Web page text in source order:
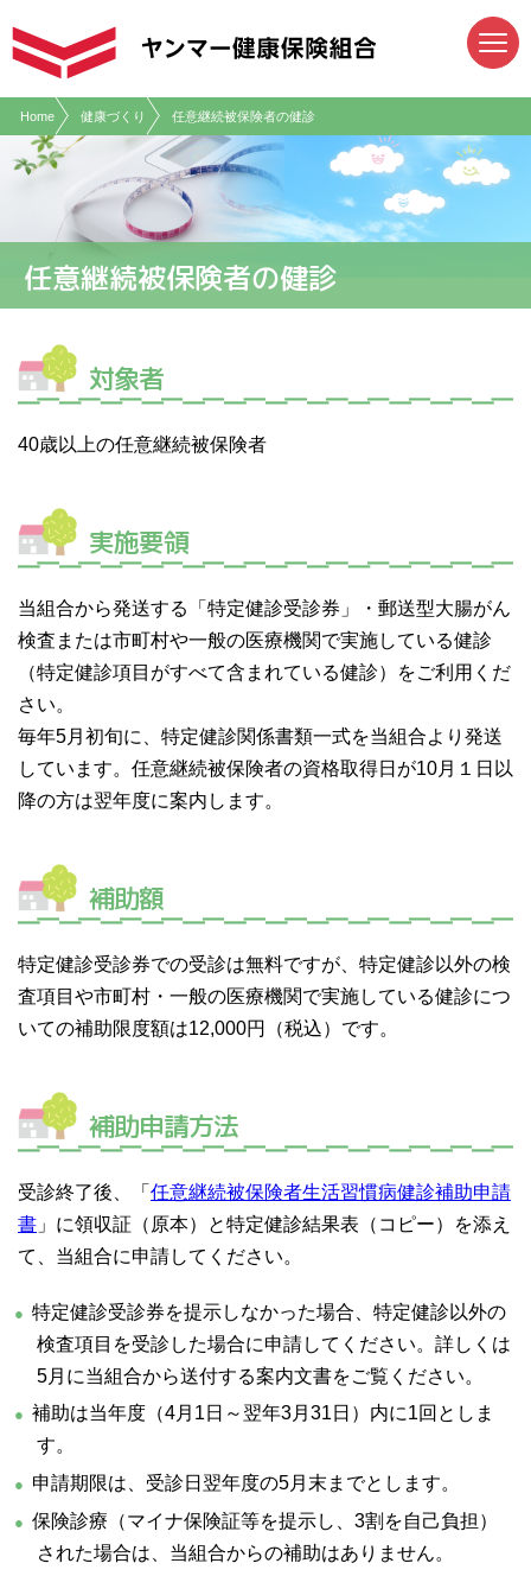
Home 健康づくり 任意継続被保険者の健診
任意継続被保険者の健診
対象者
40歳以上の任意継続被保険者
実施要領
当組合から発送する「特定健診受診券」・郵送型大腸がん
検査または市町村や一般の医療機関で実施している健診
（特定健診項目がすべて含まれている健診）をご利用くだ
さい。
毎年5月初旬に、特定健診関係書類一式を当組合より発送
しています。任意継続被保険者の資格取得日が10月１日以
降の方は翌年度に案内します。
補助額
特定健診受診券での受診は無料ですが、特定健診以外の検
査項目や市町村・一般の医療機関で実施している健診につ
いての補助限度額は12,000円（税込）です。
補助申請方法
受診終了後、「 任意継続被保険者生活習慣病健診補助申請
書 」に領収証（原本）と特定健診結果表（コピー）を添え
て、当組合に申請してください。
特定健診受診券を提示しなかった場合、特定健診以外の
検査項目を受診した場合に申請してください。詳しくは
5月に当組合から送付する案内文書をご覧ください。
補助は当年度（4月1日～翌年3月31日）内に1回としま
す。
申請期限は、受診日翌年度の5月末までとします。
保険診療（マイナ保険証等を提示し、3割を自己負担）
された場合は、当組合からの補助はありません。